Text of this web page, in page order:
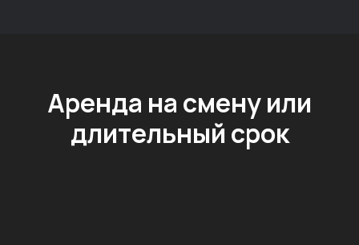
Аренда на смену или
длительный срок